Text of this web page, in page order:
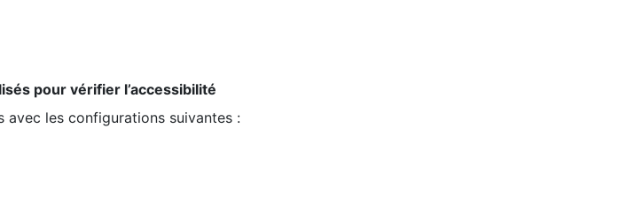
pour vérifier l’accessibilité
les configurations suivantes :